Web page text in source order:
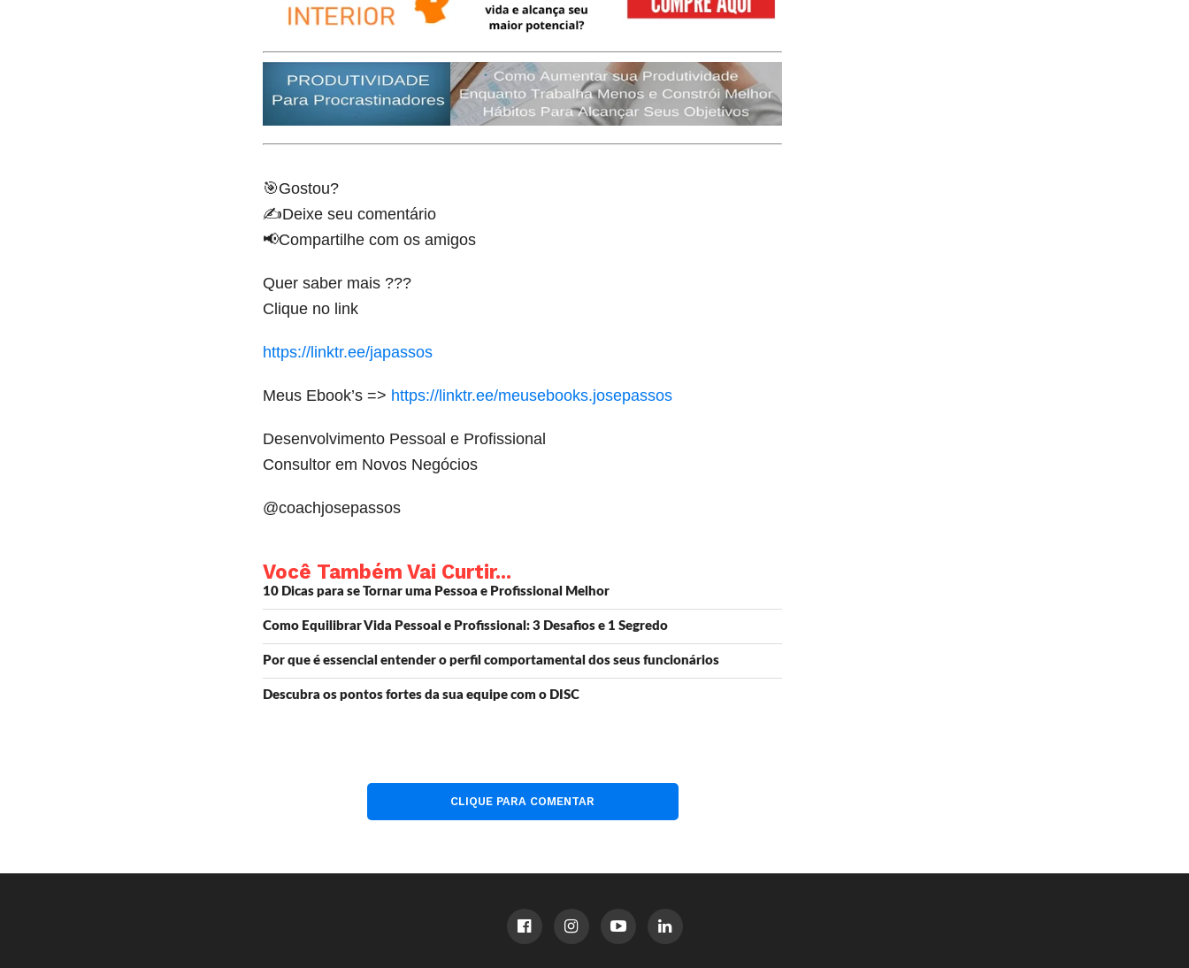
🎯Gostou?
✍️Deixe seu comentário
📢Compartilhe com os amigos
Quer saber mais ???
Clique no link
https://linktr.ee/japassos
Meus Ebook’s => https://linktr.ee/meusebooks.josepassos
Desenvolvimento Pessoal e Profissional
Consultor em Novos Negócios
@coachjosepassos
Você Também Vai Curtir...
10 Dicas para se Tornar uma Pessoa e Profissional Melhor
Como Equilibrar Vida Pessoal e Profissional: 3 Desafios e 1 Segredo
Por que é essencial entender o perfil comportamental dos seus funcionários
Descubra os pontos fortes da sua equipe com o DISC
CLIQUE PARA COMENTAR